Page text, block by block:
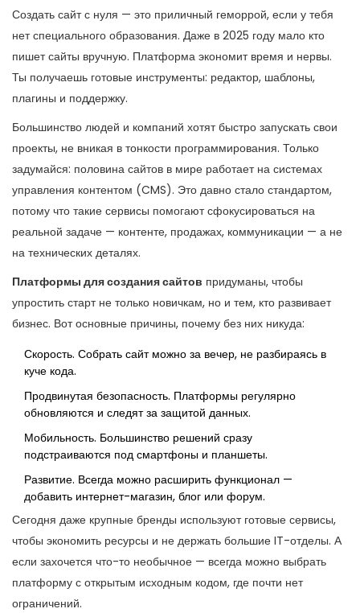
Создать сайт с нуля — это приличный геморрой, если у тебя
нет специального образования. Даже в 2025 году мало кто
пишет сайты вручную. Платформа экономит время и нервы.
Ты получаешь готовые инструменты: редактор, шаблоны,
плагины и поддержку.
Большинство людей и компаний хотят быстро запускать свои
проекты, не вникая в тонкости программирования. Только
задумайся: половина сайтов в мире работает на системах
управления контентом (CMS). Это давно стало стандартом,
потому что такие сервисы помогают сфокусироваться на
реальной задаче — контенте, продажах, коммуникации — а не
на технических деталях.
Платформы для создания сайтов придуманы, чтобы
упростить старт не только новичкам, но и тем, кто развивает
бизнес. Вот основные причины, почему без них никуда:
Скорость. Собрать сайт можно за вечер, не разбираясь в
куче кода.
Продвинутая безопасность. Платформы регулярно
обновляются и следят за защитой данных.
Мобильность. Большинство решений сразу
подстраиваются под смартфоны и планшеты.
Развитие. Всегда можно расширить функционал —
добавить интернет-магазин, блог или форум.
Сегодня даже крупные бренды используют готовые сервисы,
чтобы экономить ресурсы и не держать большие IT-отделы. А
если захочется что-то необычное — всегда можно выбрать
платформу с открытым исходным кодом, где почти нет
ограничений.